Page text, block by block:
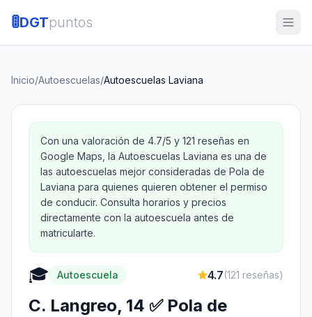
🚦DGTpuntos
Inicio/Autoescuelas/Autoescuelas Laviana
Con una valoración de 4.7/5 y 121 reseñas en
Google Maps, la Autoescuelas Laviana es una de
las autoescuelas mejor consideradas de Pola de
Laviana para quienes quieren obtener el permiso
de conducir. Consulta horarios y precios
directamente con la autoescuela antes de
matricularte.
🎓 Autoescuela 4.7(121 reseñas)
C. Langreo, 14 ✅ Pola de